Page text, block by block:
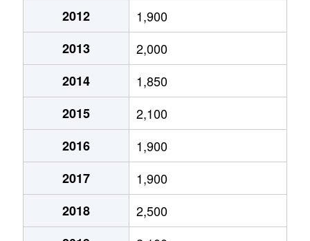
2012
1,900
2013
2,000
2014
1,850
2015
2,100
2016
1,900
2017
1,900
2018
2,500